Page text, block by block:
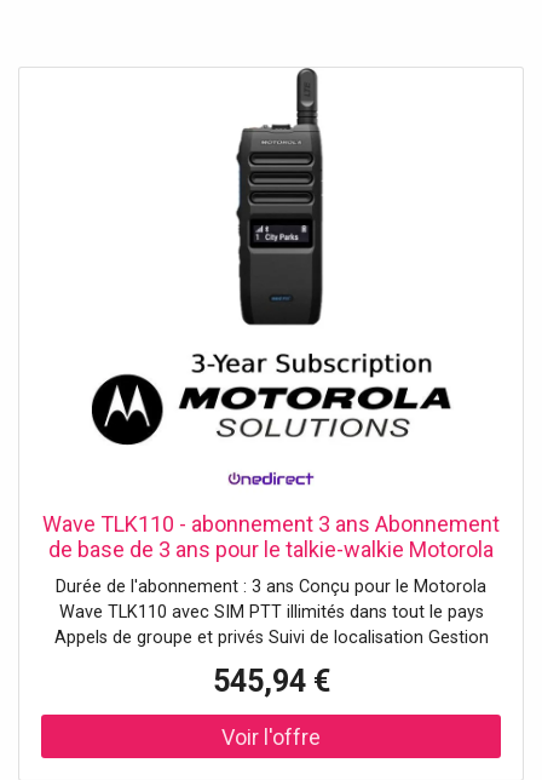
Wave TLK110 - abonnement 3 ans Abonnement
de base de 3 ans pour le talkie-walkie Motorola
TLK110 avec SIM.
Durée de l'abonnement : 3 ans Conçu pour le Motorola
Wave TLK110 avec SIM PTT illimités dans tout le pays
Appels de groupe et privés Suivi de localisation Gestion
logicielles et accès au support technique ***Les licences
prennent 3 à 5 jours ouvrables pour être prêtes***
545,94 €